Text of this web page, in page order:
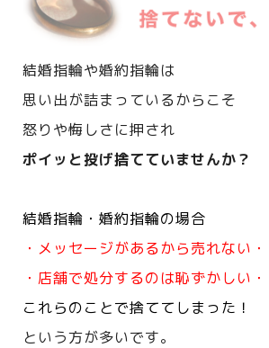
結婚指輪や婚約指輪は
思い出が詰まっているからこそ
怒りや悔しさに押され
ポイッと投げ捨てていませんか？
結婚指輪・婚約指輪の場合
・メッセージがあるから売れない・
・店舗で処分するのは恥ずかしい・
これらのことで捨ててしまった！
という方が多いです。